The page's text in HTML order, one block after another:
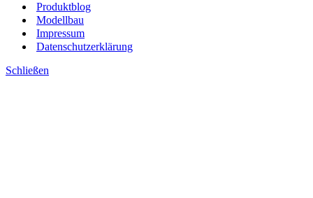
Produktblog
Modellbau
Impressum
Datenschutzerklärung
Schließen